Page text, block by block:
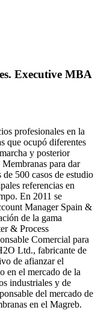
Executive MBA
profesionales en la
que ocupó diferentes
y posterior
para dar
500 casos de estudio
referencias en
En 2011 se
Manager Spain &
de la gama
& Process
Comercial para
Ltd., fabricante de
de afianzar el
en el mercado de la
industriales y de
del mercado de
en el Magreb.